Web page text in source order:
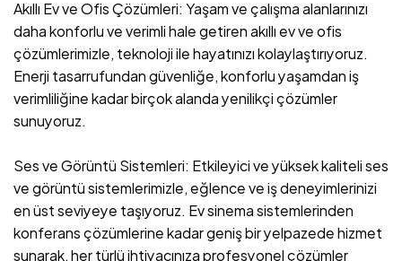
Akıllı Ev ve Ofis Çözümleri: Yaşam ve çalışma alanlarınızı
daha konforlu ve verimli hale getiren akıllı ev ve ofis
çözümlerimizle, teknoloji ile hayatınızı kolaylaştırıyoruz.
Enerji tasarrufundan güvenliğe, konforlu yaşamdan iş
verimliliğine kadar birçok alanda yenilikçi çözümler
sunuyoruz.
Ses ve Görüntü Sistemleri: Etkileyici ve yüksek kaliteli ses
ve görüntü sistemlerimizle, eğlence ve iş deneyimlerinizi
en üst seviyeye taşıyoruz. Ev sinema sistemlerinden
konferans çözümlerine kadar geniş bir yelpazede hizmet
sunarak, her türlü ihtiyacınıza profesyonel çözümler